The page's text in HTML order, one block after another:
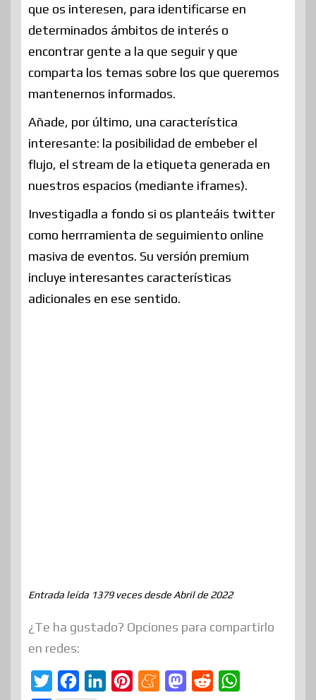
que os interesen, para identificarse en
determinados ámbitos de interés o
encontrar gente a la que seguir y que
comparta los temas sobre los que queremos
mantenernos informados.
Añade, por último, una característica
interesante: la posibilidad de embeber el
flujo, el stream de la etiqueta generada en
nuestros espacios (mediante iframes).
Investigadla a fondo si os planteáis twitter
como herrramienta de seguimiento online
masiva de eventos. Su versión premium
incluye interesantes características
adicionales en ese sentido.
Entrada leída 1379 veces desde Abril de 2022
¿Te ha gustado? Opciones para compartirlo
en redes:
M
M